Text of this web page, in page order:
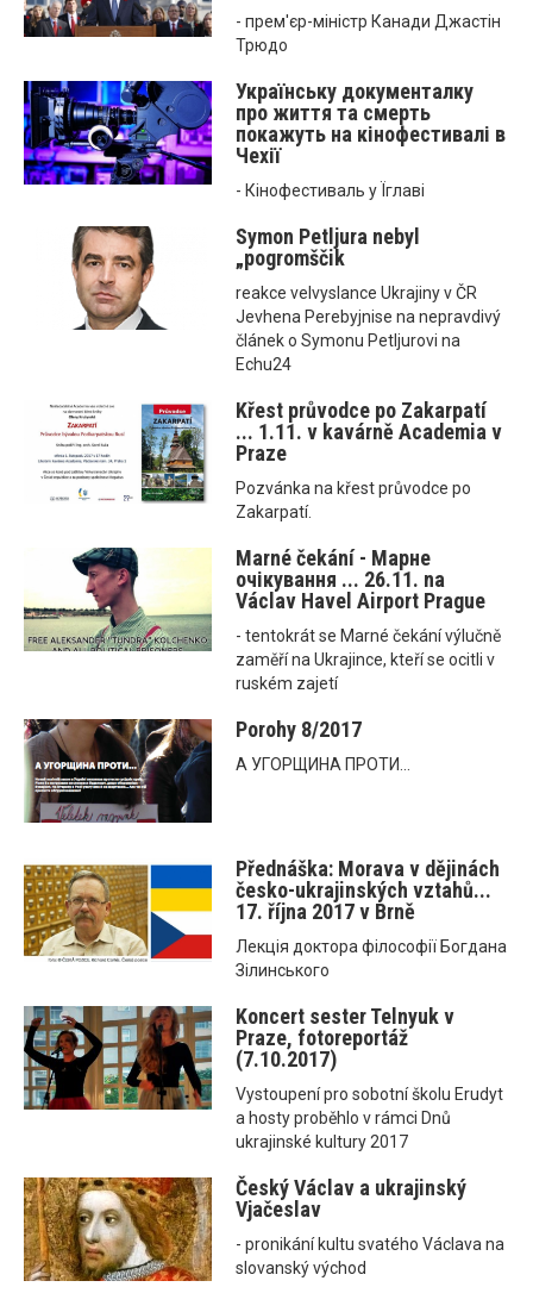
- прем'єр-міністр Канади Джастін
Трюдо
Українську документалку
про життя та смерть
покажуть на кінофестивалі в
Чехії
- Кінофестиваль у Їглаві
Symon Petljura nebyl
„pogromščik
reakce velvyslance Ukrajiny v ČR
Jevhena Perebyjnise na nepravdivý
článek o Symonu Petljurovi na
Echu24
Křest průvodce po Zakarpatí
... 1.11. v kavárně Academia v
Praze
Pozvánka na křest průvodce po
Zakarpatí.
Marné čekání - Марне
очікування ... 26.11. na
Václav Havel Airport Prague
- tentokrát se Marné čekání výlučně
zaměří na Ukrajince, kteří se ocitli v
ruském zajetí
Porohy 8/2017
А УГОРЩИНА ПРОТИ...
Přednáška: Morava v dějinách
česko-ukrajinských vztahů...
17. října 2017 v Brně
Лекція доктора філософії Богдана
Зілинського
Koncert sester Telnyuk v
Praze, fotoreportáž
(7.10.2017)
Vystoupení pro sobotní školu Erudyt
a hosty proběhlo v rámci Dnů
ukrajinské kultury 2017
Český Václav a ukrajinský
Vjačeslav
- pronikání kultu svatého Václava na
slovanský východ